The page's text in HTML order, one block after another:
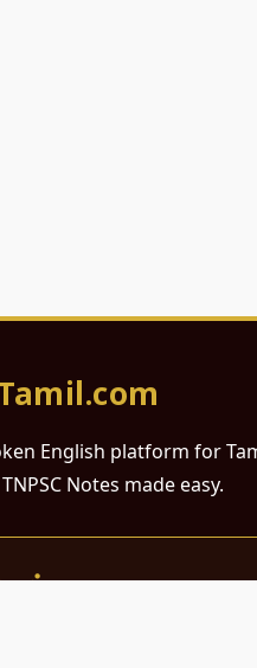
English platform for
Notes made easy.